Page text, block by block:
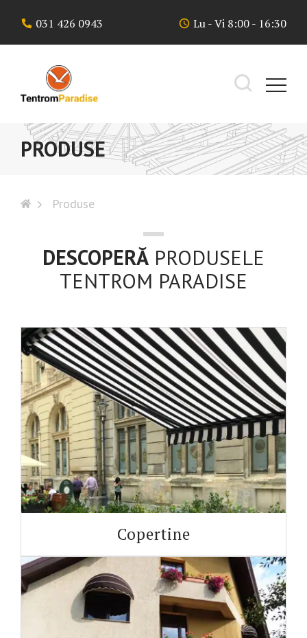
content
031 426 0943 Lu - Vi 8:00 - 16:30
PRODUSE
Produse
DESCOPERĂ PRODUSELE
TENTROM PARADISE
Copertine